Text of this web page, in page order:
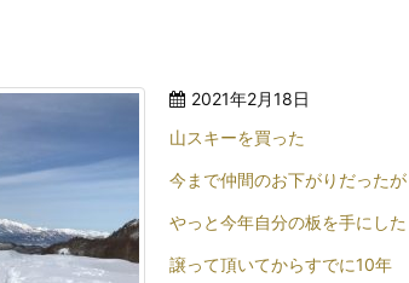
2021年2月18日
山スキーを買った
今まで仲間のお下がりだったが
やっと今年自分の板を手にした
譲って頂いてからすでに10年